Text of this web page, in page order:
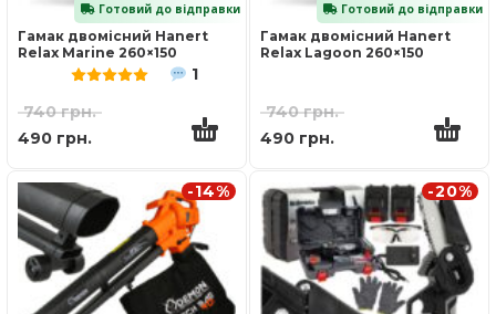
Гамак двомісний Hanert
Relax Marine 260×150
Готовий до відправки
Оцінено в
1
740грн.
490 грн.
Гамак двомісний Hanert
Relax Lagoon 260×150
Готовий до відправки
740грн.
490 грн.
-14% -20%